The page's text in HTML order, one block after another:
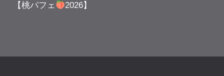
【桃パフェ 2026】